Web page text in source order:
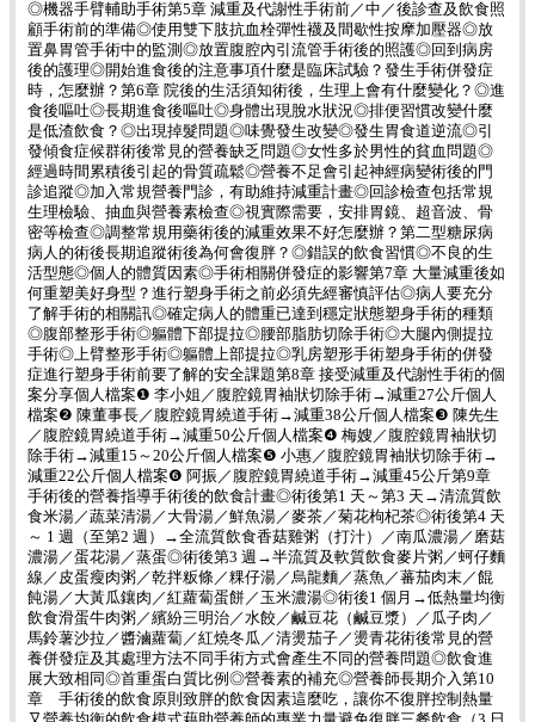
◎機器手臂輔助手術第5章 減重及代謝性手術前／中／後診查及飲食照
顧手術前的準備◎使用雙下肢抗血栓彈性襪及間歇性按摩加壓器◎放
置鼻胃管手術中的監測◎放置腹腔內引流管手術後的照護◎回到病房
後的護理◎開始進食後的注意事項什麼是臨床試驗？發生手術併發症
時，怎麼辦？第6章 院後的生活須知術後，生理上會有什麼變化？◎進
食後嘔吐◎長期進食後嘔吐◎身體出現脫水狀況◎排便習慣改變什麼
是低渣飲食？◎出現掉髮問題◎味覺發生改變◎發生胃食道逆流◎引
發傾食症候群術後常見的營養缺乏問題◎女性多於男性的貧血問題◎
經過時間累積後引起的骨質疏鬆◎營養不足會引起神經病變術後的門
診追蹤◎加入常規營養門診，有助維持減重計畫◎回診檢查包括常規
生理檢驗、抽血與營養素檢查◎視實際需要，安排胃鏡、超音波、骨
密等檢查◎調整常規用藥術後的減重效果不好怎麼辦？第二型糖尿病
病人的術後長期追蹤術後為何會復胖？◎錯誤的飲食習慣◎不良的生
活型態◎個人的體質因素◎手術相關併發症的影響第7章 大量減重後如
何重塑美好身型？進行塑身手術之前必須先經審慎評估◎病人要充分
了解手術的相關訊◎確定病人的體重已達到穩定狀態塑身手術的種類
◎腹部整形手術◎軀體下部提拉◎腰部脂肪切除手術◎大腿內側提拉
手術◎上臂整形手術◎軀體上部提拉◎乳房塑形手術塑身手術的併發
症進行塑身手術前要了解的安全課題第8章 接受減重及代謝性手術的個
案分享個人檔案❶ 李小姐／腹腔鏡胃袖狀切除手術→減重27公斤個人
檔案❷ 陳董事長／腹腔鏡胃繞道手術→減重38公斤個人檔案❸ 陳先生
／腹腔鏡胃繞道手術→減重50公斤個人檔案❹ 梅嫂／腹腔鏡胃袖狀切
除手術→減重15～20公斤個人檔案❺ 小惠／腹腔鏡胃袖狀切除手術→
減重22公斤個人檔案❻ 阿振／腹腔鏡胃繞道手術→減重45公斤第9章
手術後的營養指導手術後的飲食計畫◎術後第1 天～第3 天→清流質飲
食米湯／蔬菜清湯／大骨湯／鮮魚湯／麥茶／菊花枸杞茶◎術後第4 天
～ 1 週（至第2 週）→全流質飲食香菇雞粥（打汁）／南瓜濃湯／磨菇
濃湯／蛋花湯／蒸蛋◎術後第3 週→半流質及軟質飲食麥片粥／蚵仔麵
線／皮蛋瘦肉粥／乾拌粄條／粿仔湯／烏龍麵／蒸魚／蕃茄肉末／餛
飩湯／大黃瓜鑲肉／紅蘿蔔蛋餅／玉米濃湯◎術後1 個月→低熱量均衡
飲食滑蛋牛肉粥／繽紛三明治／水餃／鹹豆花（鹹豆漿）／瓜子肉／
馬鈴薯沙拉／醬滷蘿蔔／紅燒冬瓜／清燙茄子／燙青花術後常見的營
養併發症及其處理方法不同手術方式會產生不同的營養問題◎飲食進
展大致相同◎首重蛋白質比例◎營養素的補充◎營養師長期介入第10
章 手術後的飲食原則致胖的飲食因素這麼吃，讓你不復胖控制熱量